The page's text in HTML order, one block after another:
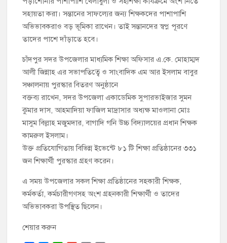
সহায়তা করা। সন্তানের সাফল্যের জন্য শিক্ষকদের পাশাপাশি
অভিভাবকরাও বড় ভূমিকা রাখেন। তাই সন্তানদের স্বপ্ন পূরণে
তাদের পাশে দাঁড়াতে হবে।
চাঁদপুর সদর উপজেলার মাধ্যমিক শিক্ষা অফিসার এ.কে. মোহাম্মদ
আলী জিন্নাহ এর সভাপতিত্বে ও সাংবাদিক এম আর ইসলাম বাবুর
সঞ্চালনায় পুরস্কার বিতরণ অনুষ্ঠানে
বক্তব্য রাখেন, সদর উপজেলা একাডেমিক সুপারভাইজার সুমন
কুমার দাস, আহমাদিয়া ফাজিল মাদ্রাসার অধ্যক্ষ মাওলানা মোঃ
মাসুম বিল্লাহ মজুমদার, বাগাদি গনি উচ্চ বিদ্যালয়ের প্রধান শিক্ষক
কামরুল ইসলাম।
উক্ত প্রতিযোগিতায় বিভিন্ন ইভেন্টে ৮১ টি শিক্ষা প্রতিষ্ঠানের ৩৩১
জন শিক্ষার্থী পুরস্কার গ্রহণ করেন।
এ সময় উপজেলার সকল শিক্ষা প্রতিষ্ঠানের সহকারী শিক্ষক,
কর্মকর্তা, কর্মচারীগণসহ অংশ গ্রহনকারী শিক্ষার্থী ও তাদের
অভিভাবকরা উপস্থিত ছিলেন।
শেয়ার করুন